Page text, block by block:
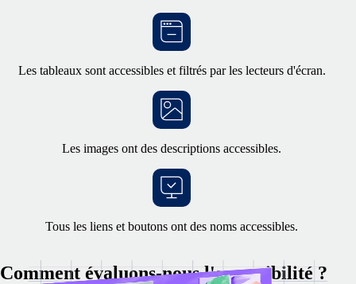
Les tableaux sont accessibles et filtrés par les lecteurs d'écran.
Les images ont des descriptions accessibles.
Tous les liens et boutons ont des noms accessibles.
Comment évaluons-nous l'accessibilité ?